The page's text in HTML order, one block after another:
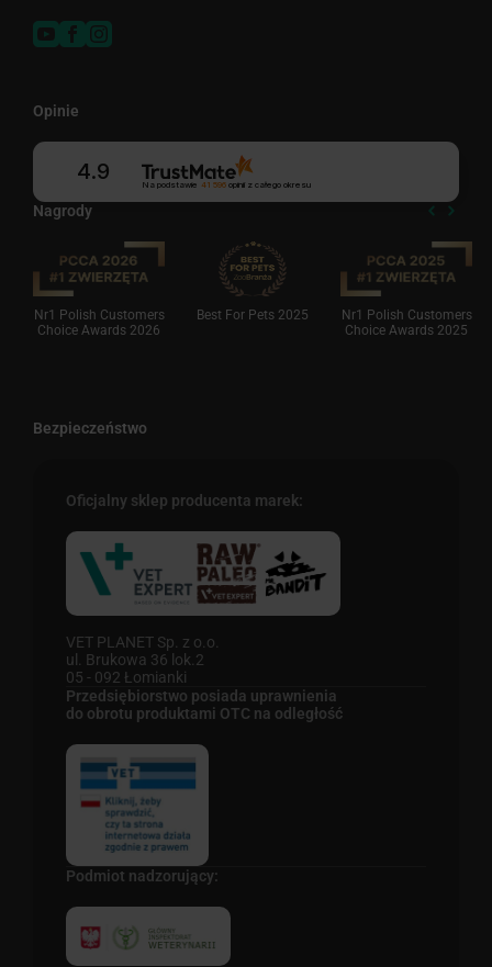
Nagrody
Nr1 Polish Customers
Choice Awards 2026
Best For Pets 2025
Nr1 Polish Customers
Choice Awards 2025
Opinie
4.9
Na podstawie 41 596opinii z całego okresu
Bezpieczeństwo
Oficjalny sklep producenta marek:
VET PLANET Sp. z o.o.
ul. Brukowa 36 lok.2
05 - 092 Łomianki
Przedsiębiorstwo posiada uprawnienia
do obrotu produktami OTC na odległość
Podmiot nadzorujący: